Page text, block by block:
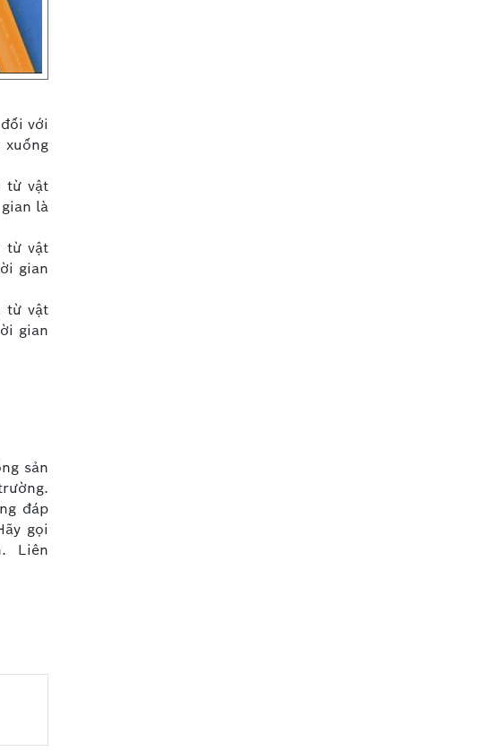
với
từ vật
là
từ vật
gian
từ vật
gian
sản
đáp
gọi
Liên